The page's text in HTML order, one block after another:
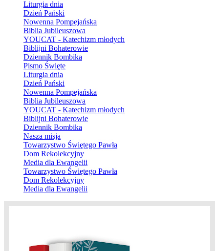
Liturgia dnia
Dzień Pański
Nowenna Pompejańska
Biblia Jubileuszowa
YOUCAT - Katechizm młodych
Biblijni Bohaterowie
Dziennik Bombika
Pismo Święte
Liturgia dnia
Dzień Pański
Nowenna Pompejańska
Biblia Jubileuszowa
YOUCAT - Katechizm młodych
Biblijni Bohaterowie
Dziennik Bombika
Nasza misja
Towarzystwo Świętego Pawła
Dom Rekolekcyjny
Media dla Ewangelii
Towarzystwo Świętego Pawła
Dom Rekolekcyjny
Media dla Ewangelii